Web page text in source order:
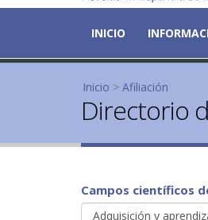
INICIO
Se
Inicio > Afiliación
Directorio
Campos científicos